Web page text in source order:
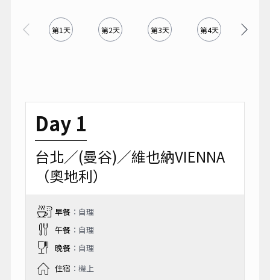
第1天 第2天 第3天 第4天
Day 1
台北／(曼谷)／維也納VIENNA
（奧地利）
早餐：自理
午餐：自理
晚餐：自理
住宿 ：機上